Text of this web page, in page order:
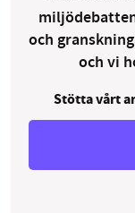
och
och vi
Stötta vårt